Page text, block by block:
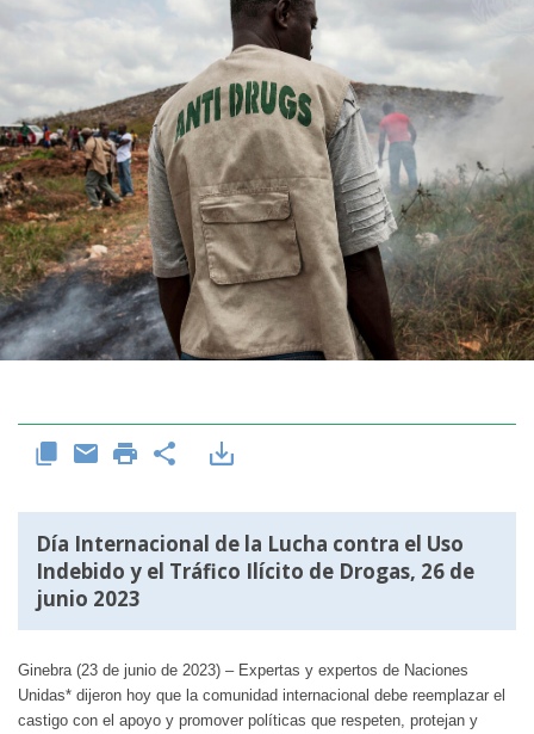
Día Internacional de la Lucha contra el Uso
Indebido y el Tráfico Ilícito de Drogas, 26 de
junio 2023
Ginebra (23 de junio de 2023) – Expertas y expertos de Naciones
Unidas* dijeron hoy que la comunidad internacional debe reemplazar el
castigo con el apoyo y promover políticas que respeten, protejan y